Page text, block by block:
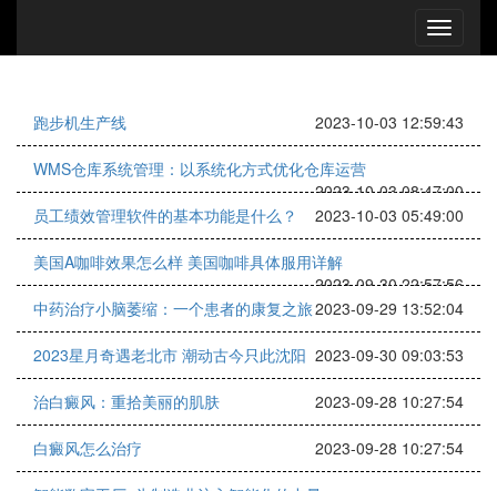
跑步机生产线 2023-10-03 12:59:43
WMS仓库系统管理：以系统化方式优化仓库运营
2023-10-03 08:47:00
员工绩效管理软件的基本功能是什么？
2023-10-03 05:49:00
美国A咖啡效果怎么样 美国咖啡具体服用详解
2023-09-30 22:57:56
中药治疗小脑萎缩：一个患者的康复之旅2023-09-29 13:52:04
2023星月奇遇老北市 潮动古今只此沈阳 2023-09-30 09:03:53
治白癜风：重拾美丽的肌肤 2023-09-28 10:27:54
白癜风怎么治疗 2023-09-28 10:27:54